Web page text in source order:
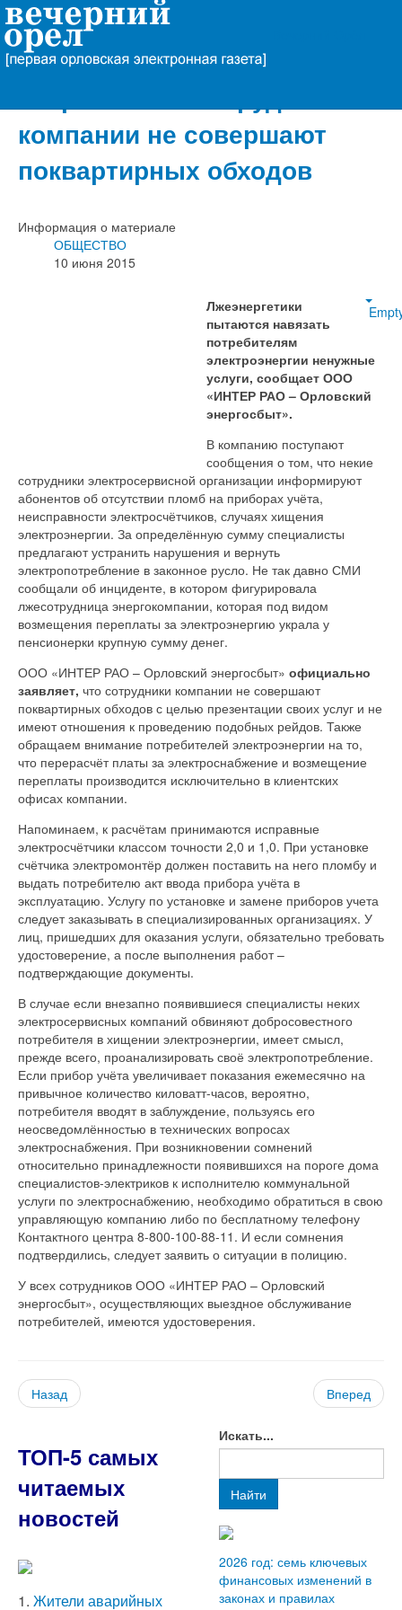
«ИНТЕР РАО – Орловский
компании не совершают
поквартирных обходов
Информация о материале
ОБЩЕСТВО
10 июня 2015
Лжеэнергетики
пытаются навязать
потребителям
электроэнергии ненужные
услуги, сообщает ООО
«ИНТЕР РАО – Орловский
энергосбыт».
В компанию поступают
сообщения о том, что некие
сотрудники электросервисной организации информируют
абонентов об отсутствии пломб на приборах учёта,
неисправности электросчётчиков, случаях хищения
электроэнергии. За определённую сумму специалисты
предлагают устранить нарушения и вернуть
электропотребление в законное русло. Не так давно СМИ
сообщали об инциденте, в котором фигурировала
лжесотрудница энергокомпании, которая под видом
возмещения переплаты за электроэнергию украла у
пенсионерки крупную сумму денег.
ООО «ИНТЕР РАО – Орловский энергосбыт» официально
заявляет, что сотрудники компании не совершают
поквартирных обходов с целью презентации своих услуг и не
имеют отношения к проведению подобных рейдов. Также
обращаем внимание потребителей электроэнергии на то,
что перерасчёт платы за электроснабжение и возмещение
переплаты производится исключительно в клиентских
офисах компании.
Напоминаем, к расчётам принимаются исправные
электросчётчики классом точности 2,0 и 1,0. При установке
счётчика электромонтёр должен поставить на него пломбу и
выдать потребителю акт ввода прибора учёта в
эксплуатацию. Услугу по установке и замене приборов учета
следует заказывать в специализированных организациях. У
лиц, пришедших для оказания услуги, обязательно требовать
удостоверение, а после выполнения работ –
подтверждающие документы.
В случае если внезапно появившиеся специалисты неких
электросервисных компаний обвиняют добросовестного
потребителя в хищении электроэнергии, имеет смысл,
прежде всего, проанализировать своё электропотребление.
Если прибор учёта увеличивает показания ежемесячно на
привычное количество киловатт-часов, вероятно,
потребителя вводят в заблуждение, пользуясь его
неосведомлённостью в технических вопросах
электроснабжения. При возникновении сомнений
относительно принадлежности появившихся на пороге дома
специалистов-электриков к исполнителю коммунальной
услуги по электроснабжению, необходимо обратиться в свою
управляющую компанию либо по бесплатному телефону
Контактного центра 8-800-100-88-11. И если сомнения
подтвердились, следует заявить о ситуации в полицию.
У всех сотрудников ООО «ИНТЕР РАО – Орловский
энергосбыт», осуществляющих выездное обслуживание
потребителей, имеются удостоверения.
Назад Вперед
ТОП-5 самых
читаемых
новостей
1. Жители аварийных
Искать...
Найти
2026 год: семь ключевых
финансовых изменений в
законах и правилах